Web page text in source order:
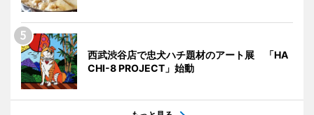
西武渋谷店で忠犬ハチ題材のアート展 「HA
CHI-8 PROJECT」始動